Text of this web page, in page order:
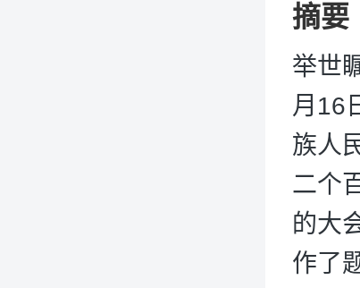
摘要
举世
月16
族人
二个
的大
作了